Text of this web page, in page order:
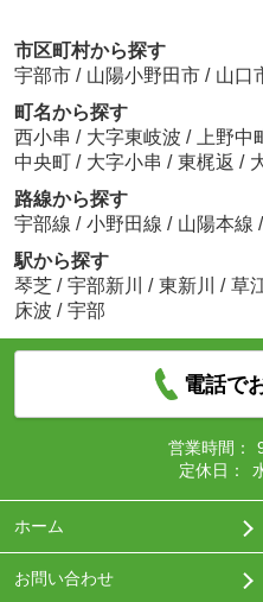
市区町村から探す
宇部市 / 山陽小野田市 / 山口
町名から探す
西小串 / 大字東岐波 / 上野中
中央町 / 大字小串 / 東梶返 /
路線から探す
宇部線 / 小野田線 / 山陽本線 /
駅から探す
琴芝 / 宇部新川 / 東新川 / 草
床波 / 宇部
電話で
営業時間：
定休日：
ホーム
お問い合わせ